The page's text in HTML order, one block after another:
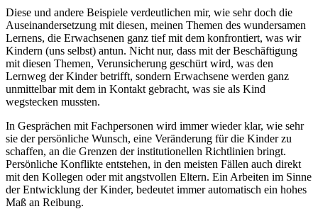
Diese und andere Beispiele verdeutlichen mir, wie sehr doch die
Auseinandersetzung mit diesen, meinen Themen des wundersamen
Lernens, die Erwachsenen ganz tief mit dem konfrontiert, was wir
Kindern (uns selbst) antun. Nicht nur, dass mit der Beschäftigung
mit diesen Themen, Verunsicherung geschürt wird, was den
Lernweg der Kinder betrifft, sondern Erwachsene werden ganz
unmittelbar mit dem in Kontakt gebracht, was sie als Kind
wegstecken mussten.
In Gesprächen mit Fachpersonen wird immer wieder klar, wie sehr
sie der persönliche Wunsch, eine Veränderung für die Kinder zu
schaffen, an die Grenzen der institutionellen Richtlinien bringt.
Persönliche Konflikte entstehen, in den meisten Fällen auch direkt
mit den Kollegen oder mit angstvollen Eltern. Ein Arbeiten im Sinne
der Entwicklung der Kinder, bedeutet immer automatisch ein hohes
Maß an Reibung.